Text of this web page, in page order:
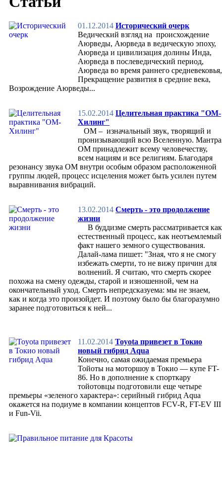
Благовония
Косметика
Массажные и лечебные масла
Товары для массажа
История
Карма и Дхарма
Священные тексты
Разделы
Психиатрия
Омоложение
Токсикология
Методы
Аюрведический массаж
Диагностика
Диета и режим дня
Другие методы
Марматерапия
Фиторецептуры
Травы
Масла
Косметология
Люди Аюрведы
Аюр-видеотека
Клинические исследования
Доша-тест
Асаны
Пранаямы
Мудры и бандхи
Концентрация
01.12.2014 Исторический очерк
Ведический взгляд на происхождение
Аюрведы, Аюрведа в ведическую эпоху,
Аюрведа и цивилизация долины Инда,
Аюрведа в послеведический период,
Аюрведа во время раннего средневековья,
Прекращение развития в средние века,
Возрождение Аюрведы...
15.02.2014 Целительная практика "ОМ-
Хилинг"
ОМ – изначальный звук, творящий и
пронизывающий всю Вселенную. Мантра
ОМ принадлежит всему человечеству,
всем нациям и все религиям. Благодаря
резонансу звука ОМ внутри особым образом расположенной
группы людей, процесс исцеления может быть усилен путем
выравнивания вибраций.
13.02.2014 Смерть - это продолжение
жизни
В буддизме смерть рассматривается как
естественный процесс, как неотъемлемый
факт нашего земного существования.
Далай-лама пишет: "Зная, что я не смогу
избежать смерти, то не вижу причин для
волнений. Я считаю, что смерть скорее
похожа на смену одежды, старой и изношенной, чем на
окончательный уход. Смерть непредсказуема: мы не знаем,
как и когда это произойдет. И поэтому было бы благоразумно
заранее подготовиться к ней...
11.02.2014 Toyota привезет в Токио
новый гибрид Aqua
Конечно, самая ожидаемая премьера
Тойоты на моторшоу в Токио — купе FT-
86. Но в дополнение к спорткару
тойотовцы подготовили еще четыре
премьеры «зеленого характера»: серийный гибрид Aqua
окажется на подиуме в компании концептов FCV-R, FT-EV III
и Fun-Vii.